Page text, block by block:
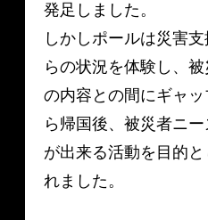
発足しました。
しかしポールは災害
らの状況を体験し、
の内容との間にギャ
ら帰国後、被災者ニ
が出来る活動を目的
れました。